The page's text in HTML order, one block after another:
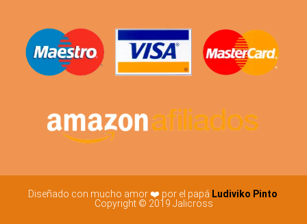
Diseñado con mucho amor ❤️ por el papá Ludiviko Pinto
Copyright © 2019 Jalicross